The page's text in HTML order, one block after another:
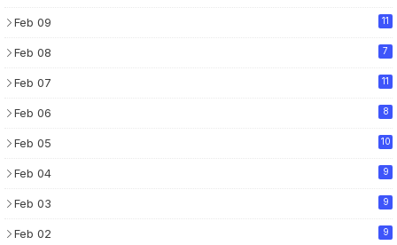
Feb 09 11
Feb 08 7
Feb 07 11
Feb 06 8
Feb 05 10
Feb 04 9
Feb 03 9
Feb 02 9